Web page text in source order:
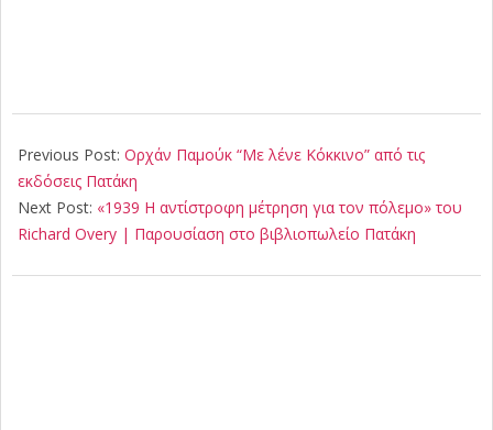
10-
04
Previous Post: Ορχάν Παμούκ “Με λένε Κόκκινο” από τις
εκδόσεις Πατάκη
Next Post: «1939 Η αντίστροφη μέτρηση για τον πόλεμο» του
Richard Overy | Παρουσίαση στο βιβλιοπωλείο Πατάκη